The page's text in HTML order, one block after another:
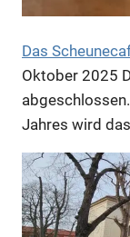
Das
Oktober 2025
Jahres wird